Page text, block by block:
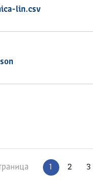
lin.csv
1 2 3